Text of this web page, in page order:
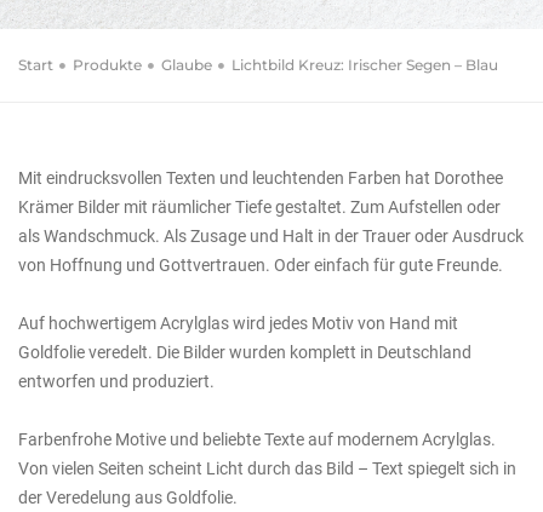
Start Produkte Glaube Lichtbild Kreuz: Irischer Segen – Blau
Mit eindrucksvollen Texten und leuchtenden Farben hat Dorothee
Krämer Bilder mit räumlicher Tiefe gestaltet. Zum Aufstellen oder
als Wandschmuck. Als Zusage und Halt in der Trauer oder Ausdruck
von Hoffnung und Gottvertrauen. Oder einfach für gute Freunde.
Auf hochwertigem Acrylglas wird jedes Motiv von Hand mit
Goldfolie veredelt. Die Bilder wurden komplett in Deutschland
entworfen und produziert.
Farbenfrohe Motive und beliebte Texte auf modernem Acrylglas.
Von vielen Seiten scheint Licht durch das Bild – Text spiegelt sich in
der Veredelung aus Goldfolie.